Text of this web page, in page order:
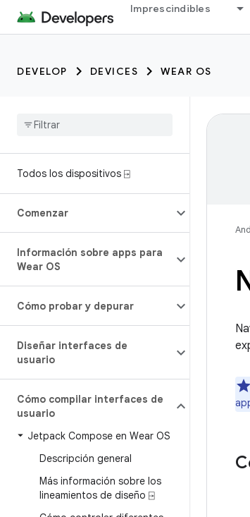
Imprescindibles
DEVELOP DEVICES WEAR OS
Todos los dispositivos ⍈
Comenzar
Información sobre apps para
Wear OS
Cómo probar y depurar
Diseñar interfaces de
usuario
Cómo compilar interfaces de
usuario
Jetpack Compose en Wear OS
Descripción general
Más información sobre los
lineamientos de diseño ⍈